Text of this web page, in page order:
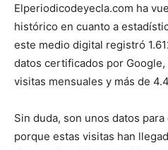
Elperiodicodeyecla.com ha
histórico en cuanto a
este medio digital registró
datos certificados por
visitas mensuales y más de
Sin duda, son unos datos
porque estas visitas han